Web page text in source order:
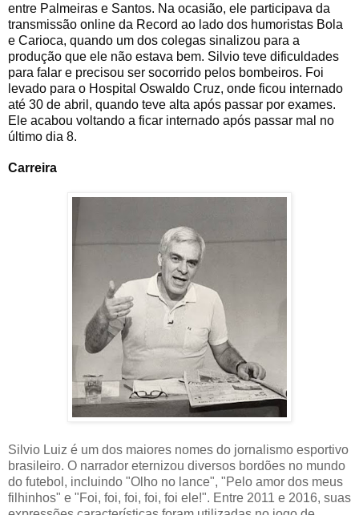
entre Palmeiras e Santos. Na ocasião, ele participava da
transmissão online da Record ao lado dos humoristas Bola
e Carioca, quando um dos colegas sinalizou para a
produção que ele não estava bem. Silvio teve dificuldades
para falar e precisou ser socorrido pelos bombeiros. Foi
levado para o Hospital Oswaldo Cruz, onde ficou internado
até 30 de abril, quando teve alta após passar por exames.
Ele acabou voltando a ficar internado após passar mal no
último dia 8.
Carreira
Silvio Luiz é um dos maiores nomes do jornalismo esportivo
brasileiro. O narrador eternizou diversos bordões no mundo
do futebol, incluindo "Olho no lance", "Pelo amor dos meus
filhinhos" e "Foi, foi, foi, foi, foi ele!". Entre 2011 e 2016, suas